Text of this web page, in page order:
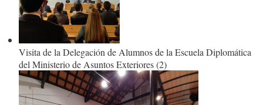
Visita de la Delegación de Alumnos de la Escuela Diplomática
del Ministerio de Asuntos Exteriores (2)